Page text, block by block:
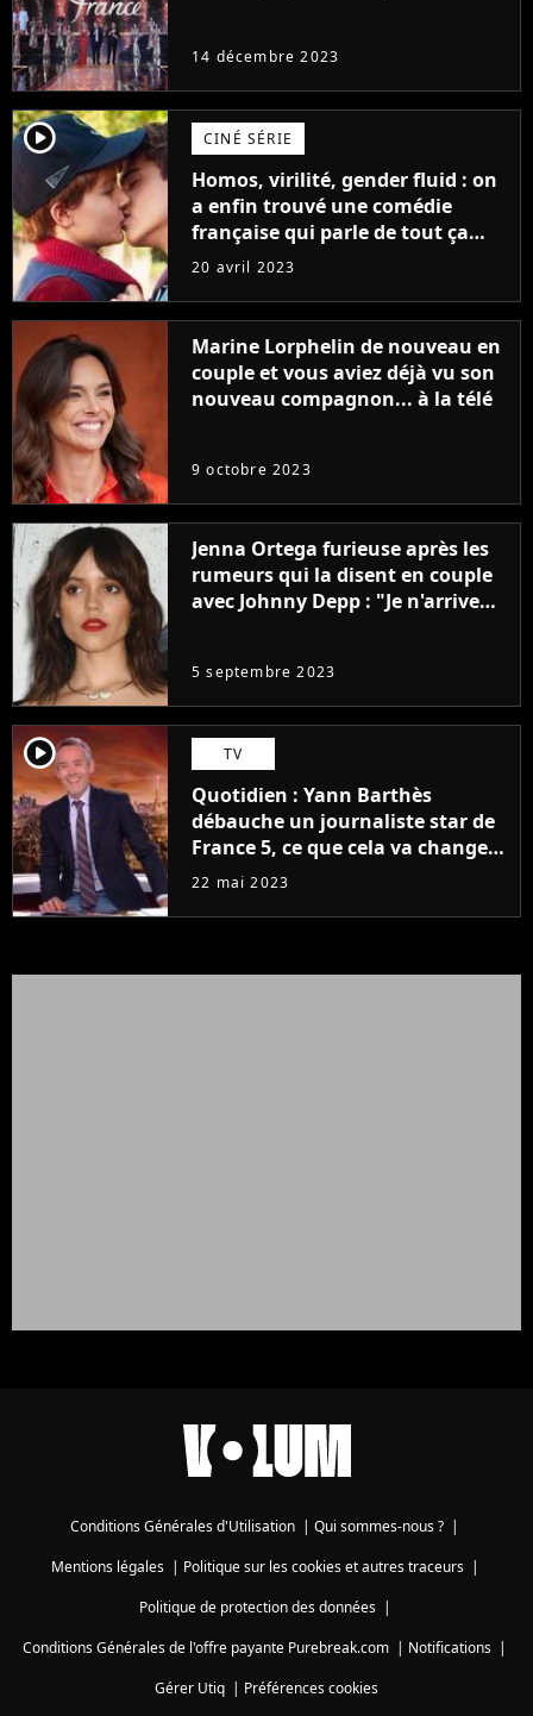
14 décembre 2023
player2 CINÉ SÉRIE
Homos, virilité, gender fluid : on
a enfin trouvé une comédie
française qui parle de tout ça
sans être super ringarde
20 avril 2023
Marine Lorphelin de nouveau en
couple et vous aviez déjà vu son
nouveau compagnon... à la télé
9 octobre 2023
Jenna Ortega furieuse après les
rumeurs qui la disent en couple
avec Johnny Depp : "Je n'arrive
5 septembre 2023
player2 TV
Quotidien : Yann Barthès
débauche un journaliste star de
France 5, ce que cela va changer
à la rentrée
22 mai 2023
Conditions Générales d'Utilisation Qui sommes-nous ?
Mentions légales| Politique sur les cookies et autres traceurs|
Politique de protection des données|
Conditions Générales de l'offre payante Purebreak.com
Notifications
Gérer Utiq
Préférences cookies